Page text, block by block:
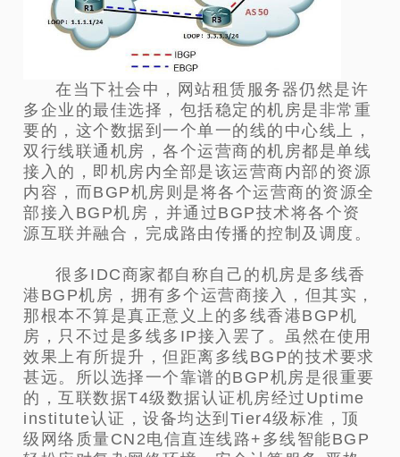
在当下社会中，网站租赁服务器仍然是许
多企业的最佳选择，包括稳定的机房是非常重
要的，这个数据到一个单一的线的中心线上，
双行线联通机房，各个运营商的机房都是单线
接入的，即机房内全部是该运营商内部的资源
内容，而BGP机房则是将各个运营商的资源全
部接入BGP机房，并通过BGP技术将各个资
源互联并融合，完成路由传播的控制及调度。
很多IDC商家都自称自己的机房是多线香
港BGP机房，拥有多个运营商接入，但其实，
那根本不算是真正意义上的多线香港BGP机
房，只不过是多线多IP接入罢了。虽然在使用
效果上有所提升，但距离多线BGP的技术要求
甚远。所以选择一个靠谱的BGP机房是很重要
的，互联数据T4级数据认证机房经过Uptime
institute认证，设备均达到Tier4级标准，顶
级网络质量CN2电信直连线路+多线智能BGP